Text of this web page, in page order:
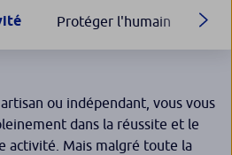
Protéger l'humain
ou indépendant, vous vous
dans la réussite et le
activité. Mais malgré toute la